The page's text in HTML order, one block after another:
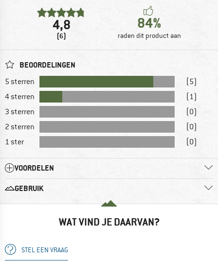
4,8
(6)
84%
raden dit product aan
BEOORDELINGEN
5 sterren
(5)
4 sterren
(1)
3 sterren
(0)
2 sterren
(0)
1 ster
(0)
VOORDELEN
GEBRUIK
WAT VIND JE DAARVAN?
STEL EEN VRAAG